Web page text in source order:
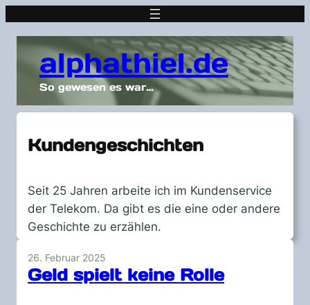
alphathiel.de
So gewesen es war…
Kundengeschichten
Seit 25 Jahren arbeite ich im Kundenservice
der Telekom. Da gibt es die eine oder andere
Geschichte zu erzählen.
26. Februar 2025
Geld spielt keine Rolle